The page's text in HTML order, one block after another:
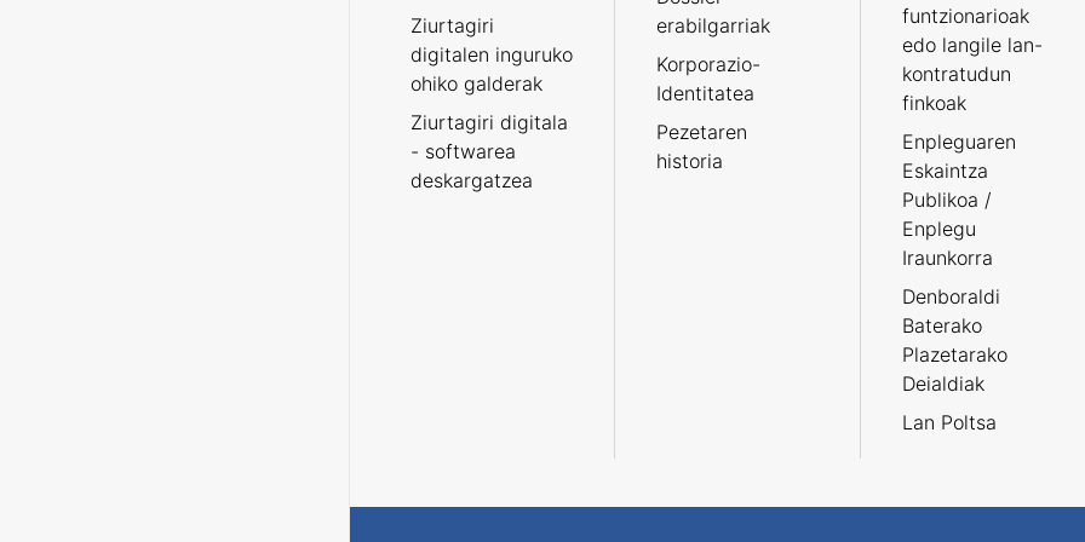
Ziurtagiri
digitalen inguruko
ohiko galderak
Ziurtagiri digitala
- softwarea
deskargatzea
erabilgarriak
Korporazio-
Identitatea
Pezetaren
historia
funtzionarioak
edo langile lan-
kontratudun
finkoak
Enpleguaren
Eskaintza
Publikoa /
Enplegu
Iraunkorra
Denboraldi
Baterako
Plazetarako
Deialdiak
Lan Poltsa